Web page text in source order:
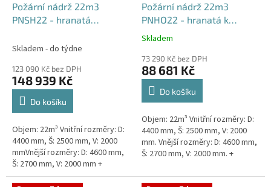
Požární nádrž 22m3
PNSH22 - hranatá
Skladem - do týdne
123 090 Kč bez DPH
148 939 Kč
Do košíku
Objem: 22m³ Vnitřní rozměry: D:
4400 mm, Š: 2500 mm, V: 2000
mmVnější rozměry: D: 4600 mm,
Š: 2700 mm, V: 2000 mm +
komínek Běžná doba dodání 2-3
Požární nádrž 22m3
PNHO22 - hranatá k
obetonování
Průměrné
produktu
je
5,0
hvězdiček.
Skladem
73 290 Kč bez DPH
88 681 Kč
Do košíku
Objem: 22m³ Vnitřní rozměry: D:
4400 mm, Š: 2500 mm, V: 2000
mm. Vnější rozměry: D: 4600 mm,
Š: 2700 mm, V: 2000 mm. +
týdny od objednávky....